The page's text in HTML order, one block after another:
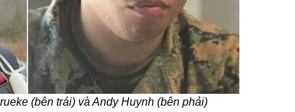
(bên trái) và Andy Huynh (bên phải)